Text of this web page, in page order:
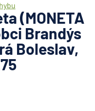
(MONETA
Brandýs
Boleslav,